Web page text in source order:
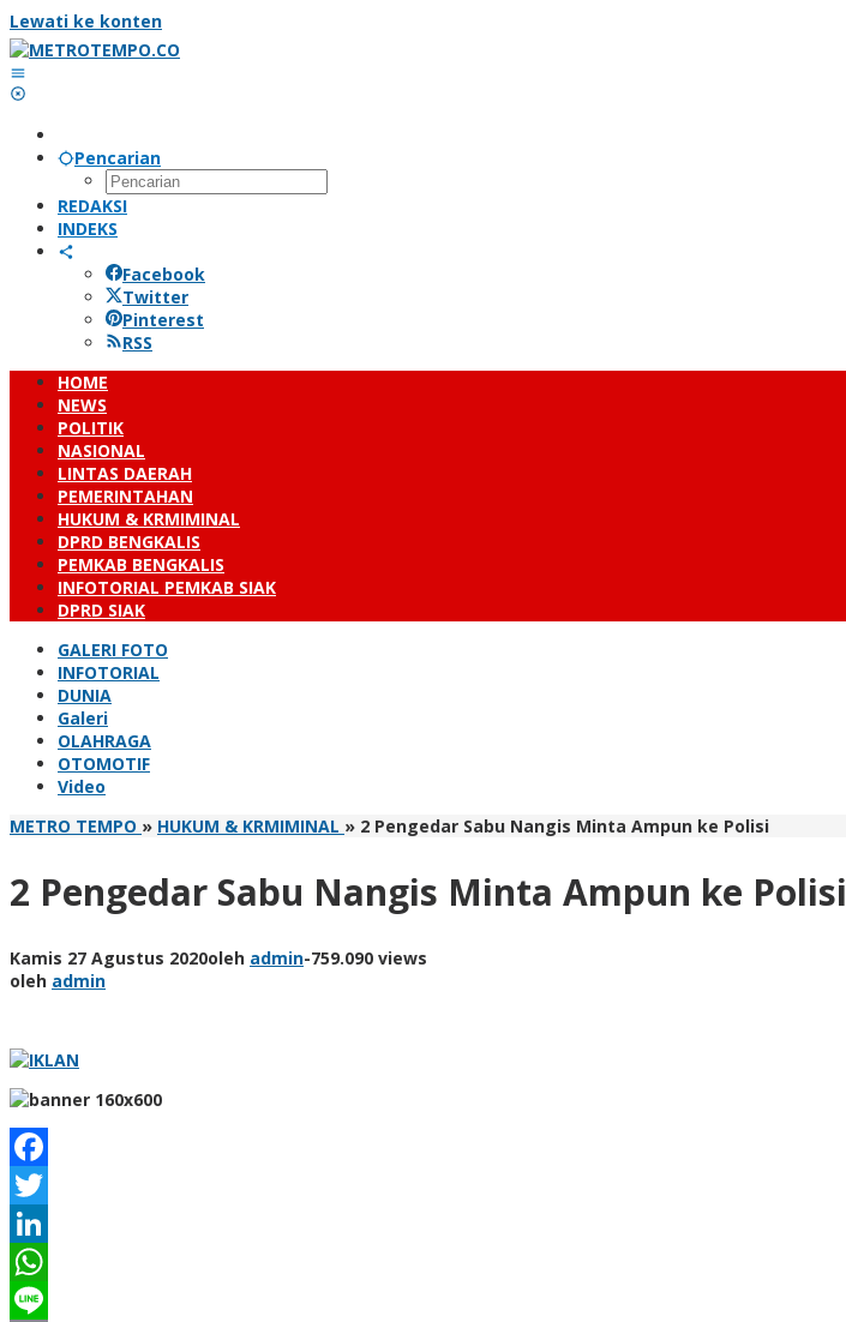
Lewati ke konten
Pencarian
REDAKSI
INDEKS
Facebook
Twitter
Pinterest
RSS
HOME
NEWS
POLITIK
NASIONAL
LINTAS DAERAH
PEMERINTAHAN
HUKUM & KRMIMINAL
DPRD BENGKALIS
PEMKAB BENGKALIS
INFOTORIAL PEMKAB SIAK
DPRD SIAK
GALERI FOTO
INFOTORIAL
DUNIA
Galeri
OLAHRAGA
OTOMOTIF
Video
METRO TEMPO » HUKUM & KRMIMINAL » 2 Pengedar Sabu Nangis Minta Ampun ke Polisi
2 Pengedar Sabu Nangis Minta Ampun ke Polisi
Kamis 27 Agustus 2020oleh admin-759.090 views
oleh admin
Facebook
Twitter
LinkedIn
WhatsApp